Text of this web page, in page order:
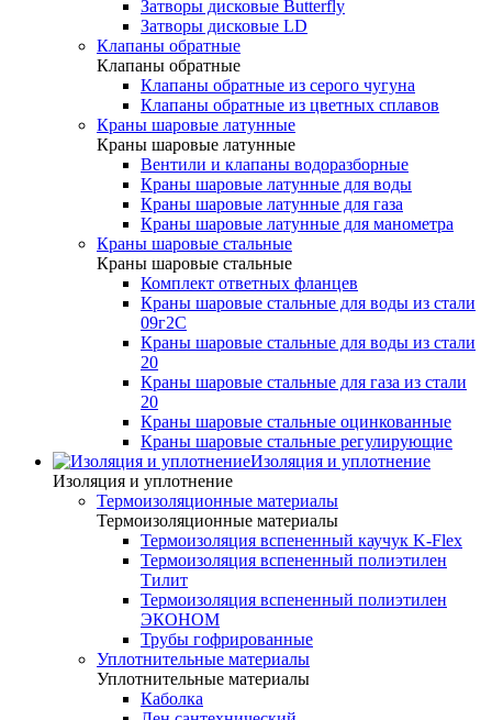
Затворы дисковые Butterfly
Затворы дисковые LD
Клапаны обратные
Клапаны обратные
Клапаны обратные из серого чугуна
Клапаны обратные из цветных сплавов
Краны шаровые латунные
Краны шаровые латунные
Вентили и клапаны водоразборные
Краны шаровые латунные для воды
Краны шаровые латунные для газа
Краны шаровые латунные для манометра
Краны шаровые стальные
Краны шаровые стальные
Комплект ответных фланцев
Краны шаровые стальные для воды из стали
09г2С
Краны шаровые стальные для воды из стали
20
Краны шаровые стальные для газа из стали
20
Краны шаровые стальные оцинкованные
Краны шаровые стальные регулирующие
Изоляция и уплотнение
Изоляция и уплотнение
Термоизоляционные материалы
Термоизоляционные материалы
Термоизоляция вспененный каучук K-Flex
Термоизоляция вспененный полиэтилен
Тилит
Термоизоляция вспененный полиэтилен
ЭКОНОМ
Трубы гофрированные
Уплотнительные материалы
Уплотнительные материалы
Каболка